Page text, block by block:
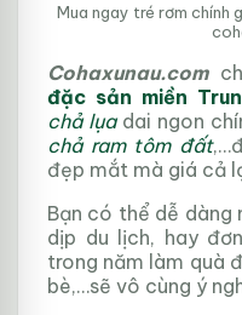
Mua ngay tré rơm chính
Cohaxunau.com
đặc sản miền
chả lụadai ngon
chả ram tôm đất
đẹp mắt mà giá cả
Bạn có thể dễ dàng
dịp du lịch, hay
trong năm làm quà
bè,…sẽ vô cùng ý